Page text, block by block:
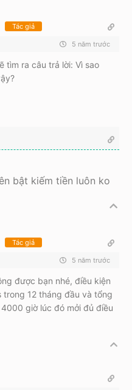
Tác giả
5 năm trước
tìm ra câu trả lời: Vì sao
bật kiếm tiền luôn ko
Tác giả
5 năm trước
được bạn nhé, điều kiện
12 tháng đầu và tổng
giờ lúc đó mởi đủ điều